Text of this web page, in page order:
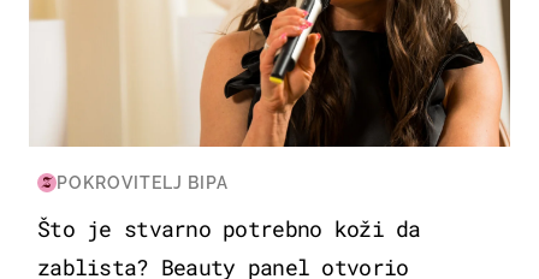
POKROVITELJ BIPA
Što je stvarno potrebno koži da
zablista? Beauty panel otvorio